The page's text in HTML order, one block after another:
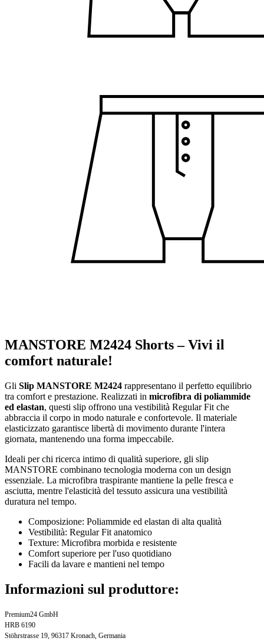
MANSTORE M2424 Shorts – Vivi il
comfort naturale!
Gli Slip MANSTORE M2424 rappresentano il perfetto equilibrio
tra comfort e prestazione. Realizzati in microfibra di poliammide
ed elastan, questi slip offrono una vestibilità Regular Fit che
abbraccia il corpo in modo naturale e confortevole. Il materiale
elasticizzato garantisce libertà di movimento durante l'intera
giornata, mantenendo una forma impeccabile.
Ideali per chi ricerca intimo di qualità superiore, gli slip
MANSTORE combinano tecnologia moderna con un design
essenziale. La microfibra traspirante mantiene la pelle fresca e
asciutta, mentre l'elasticità del tessuto assicura una vestibilità
duratura nel tempo.
Composizione: Poliammide ed elastan di alta qualità
Vestibilità: Regular Fit anatomico
Texture: Microfibra morbida e resistente
Comfort superiore per l'uso quotidiano
Facili da lavare e mantieni nel tempo
Informazioni sul produttore:
Premium24 GmbH
HRB 6190
Stöhrstrasse 19, 96317 Kronach, Germania